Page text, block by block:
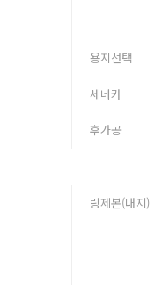
용지선택
세네카
후가공
링제본(내지)